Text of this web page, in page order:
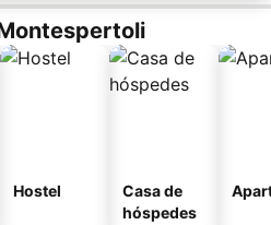
Hostel
Casa de
hóspedes